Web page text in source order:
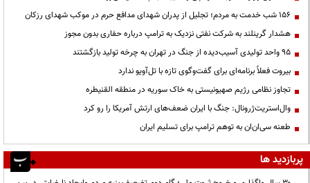
۱۵۶ شب خدمت به مردم؛ تجلیل از پدران شهدای مدافع حرم در موکب شهدای رزکان
هشدار گرینلند به شرکت نفتی نزدیک به ترامپ درباره حفاری بدون مجوز
95 واحد تولیدی آسیب‌دیده از جنگ در تهران به چرخه تولید بازگشتند
بیروت فعلاً برنامه‌ای برای گفت‌وگوی تازه با تل‌آویو ندارد
تجاوز نظامی رژیم صهیونیستی به خاک سوریه در منطقه القنیطره
وال‌استریت‌ژرونال: جنگ با ایران ضعف‌های ارتش آمریکا را رو کرد
طعنه سی‌ان‌ان به توهم ترامپ برای تسلیم ایران
پربازدید ها